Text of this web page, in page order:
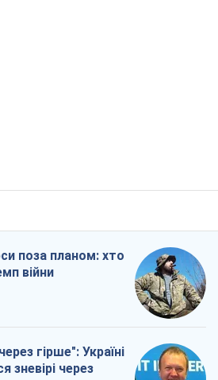
поза планом: хто
війни
гірше": Україні
зневірі через